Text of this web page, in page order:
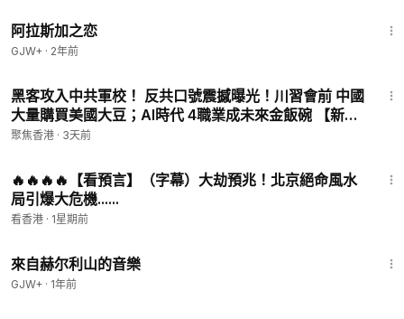
阿拉斯加之恋
GJW+ · 2年前
黑客攻入中共軍校！ 反共口號震撼曝光！川習會前 中國
大量購買美國大豆；AI時代 4職業成未來金飯碗 【新聞
要點】
聚焦香港 · 3天前
🔥🔥🔥🔥【看預言】（字幕）大劫預兆！北京絕命風水
局引爆大危機......
看香港 · 1星期前
來自赫尔利山的音樂
GJW+ · 1年前